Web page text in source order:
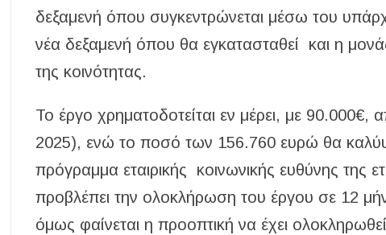
δεξαμενή όπου συγκεντρώνεται μέσω του
νέα δεξαμενή όπου θα εγκατασταθεί και η
της κοινότητας.
Το έργο χρηματοδοτείται εν μέρει, με
2025), ενώ το ποσό των 156.760 ευρώ θα
πρόγραμμα εταιρικής κοινωνικής ευθύνης της
προβλέπει την ολοκλήρωση του έργου σε 12
όμως φαίνεται η προοπτική να έχει